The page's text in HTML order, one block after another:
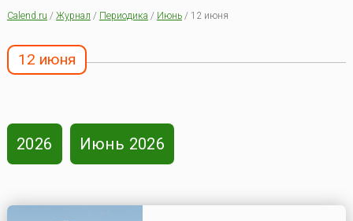
Calend.ru / Журнал / Периодика / Июнь/ 12 июня
12 июня
2026 Июнь 2026